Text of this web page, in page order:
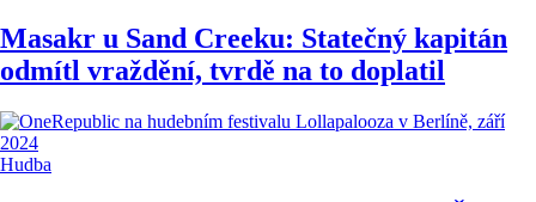
Masakr u Sand Creeku: Statečný kapitán
odmítl vraždění, tvrdě na to doplatil
Hudba